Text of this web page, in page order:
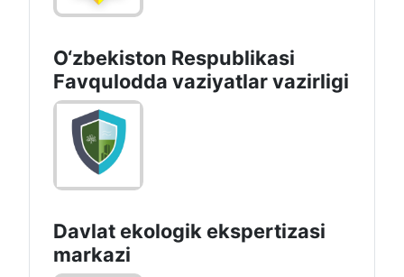
O‘zbеkistоn Rеspublikаsi
Favqulodda vaziyatlar vazirligi
Davlat ekologik ekspertizasi
markazi